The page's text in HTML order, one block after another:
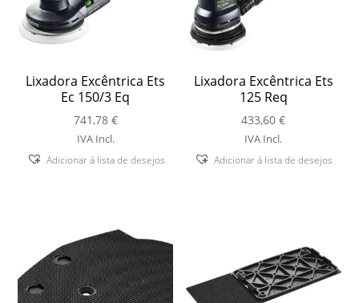
Lixadora Excêntrica Ets
Ec 150/3 Eq
741,78 €
IVA Incl.
Adicionar á lista de desejos
Lixadora Excêntrica Ets
125 Req
433,60€
IVA Incl.
Adicionar á lista de desejos